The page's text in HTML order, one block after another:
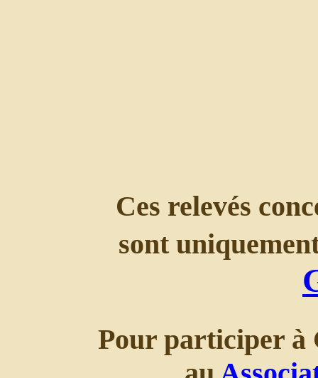
Ces relevés
sont
Pour participer à